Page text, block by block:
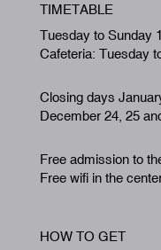
TIMETABLE
Tuesday to Sunday
Cafeteria: Tuesday
Closing days
December 24, 25
Free admission to
Free wifi in the
HOW TO GET